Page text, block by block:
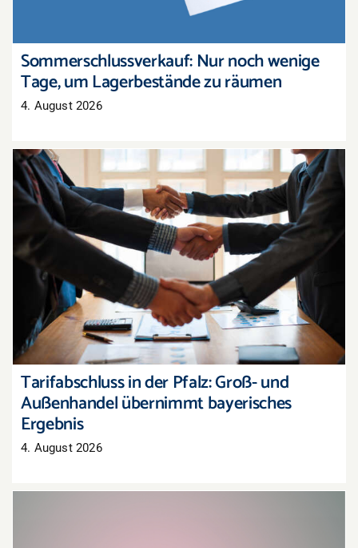
Sommerschlussverkauf: Nur noch wenige
Tage, um Lagerbestände zu räumen
4. August 2026
Tarifabschluss in der Pfalz: Groß- und
Außenhandel übernimmt bayerisches Ergebnis
Tarifabschluss in der Pfalz: Groß- und
Außenhandel übernimmt bayerisches
Ergebnis
4. August 2026